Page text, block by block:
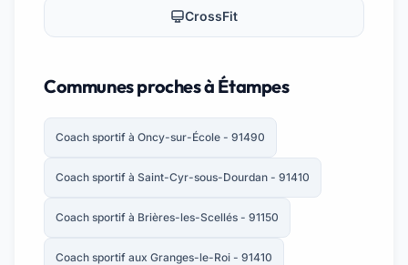
CrossFit
Communes proches à Étampes
Coach sportif à Oncy-sur-École - 91490
Coach sportif à Saint-Cyr-sous-Dourdan - 91410
Coach sportif à Brières-les-Scellés - 91150
Coach sportif aux Granges-le-Roi - 91410